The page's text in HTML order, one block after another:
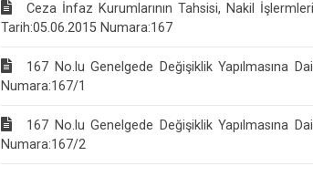
Ceza İnfaz Kurumlarının Tahsisi, Nakil
Tarih:05.06.2015 Numara:167
167 No.lu Genelgede Değişiklik Yapılmasına
Numara:167/1
167 No.lu Genelgede Değişiklik Yapılmasına
Numara:167/2